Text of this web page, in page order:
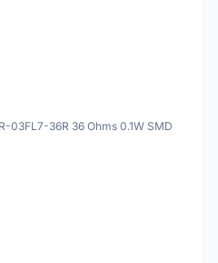
03FL7-36R 36 Ohms 0.1W SMD